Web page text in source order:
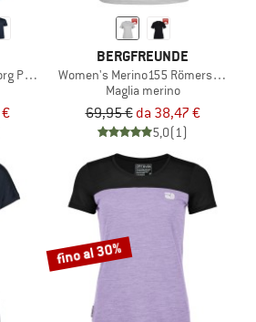
Print Tee
BERGFREUNDE
Women's Merino155 RömersteinBF.
Maglia merino
69,95 € da 38,47 €
5,0(1)
fino al 30%